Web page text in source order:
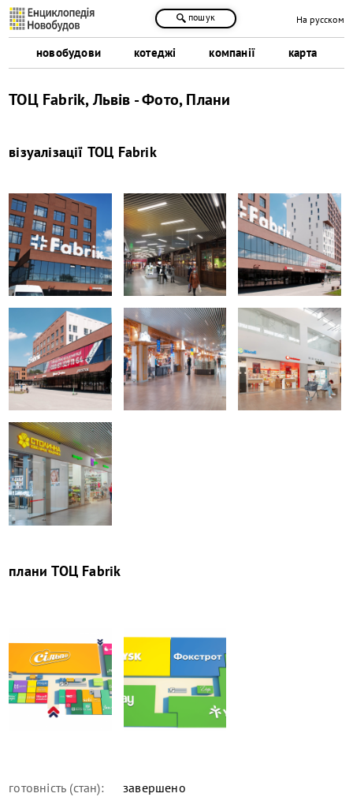
новобудови котеджі компанії карта
пошук На русском
ТОЦ Fabrik, Львів - Фото, Плани
візуалізації ТОЦ Fabrik
планиТОЦ Fabrik
готовність (стан): завершено